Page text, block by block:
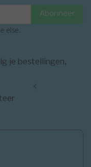
Abonneer
else.
je bestellingen,
<